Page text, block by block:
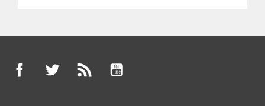
FacebookTwitter